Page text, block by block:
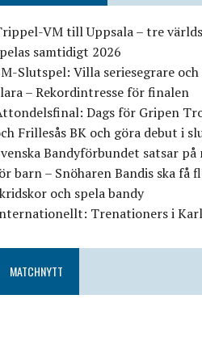
VM till Uppsala – tre
samtidigt 2026
Slutspel: Villa seriesegrare
– Rekordintresse för finalen
Dags för Gripen
Frillesås BK och göra debut i
Bandyförbundet satsar
barn – Snöharen Bandis ska få
och spela bandy
Trenationers i
MATCHNYTT